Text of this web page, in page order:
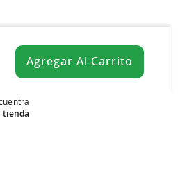
Agregar Al Carrito
tienda